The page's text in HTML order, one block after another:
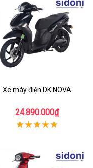
Xe máy điện DK NOVA
24.890.000₫